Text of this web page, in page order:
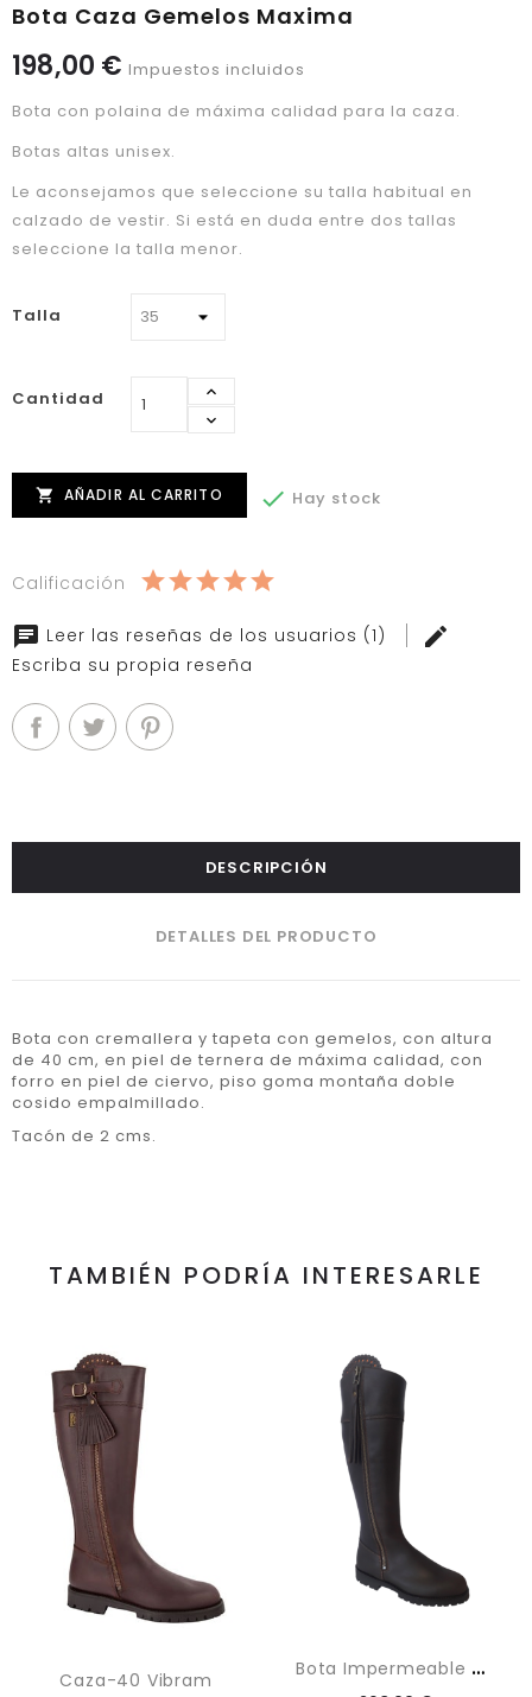
Bota Caza Gemelos Maxima
198,00 € Impuestos incluidos
Bota con polaina de máxima calidad para la caza.
Botas altas unisex.
Le aconsejamos que seleccione su talla habitual en
calzado de vestir. Si está en duda entre dos tallas
seleccione la talla menor.
Talla
Cantidad
 AÑADIR AL CARRITO  Hay stock
Calificación
Leer las reseñas de los usuarios (1)
Escriba su propia reseña
DESCRIPCIÓN
DETALLES DEL PRODUCTO
Bota con cremallera y tapeta con gemelos, con altura
de 40 cm, en piel de ternera de máxima calidad, con
forro en piel de ciervo, piso goma montaña doble
cosido empalmillado.
Tacón de 2 cms.
TAMBIÉN PODRÍA INTERESARLE
Caza-40 Vibram B
Ota Impermeable Marrón